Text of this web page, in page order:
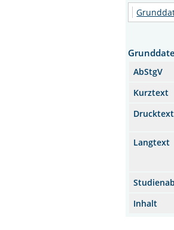
AbStgV
Kurztext
Drucktext
Langtext
Inhalt